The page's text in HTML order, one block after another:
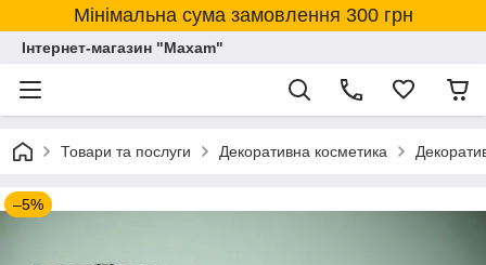
Мінімальна сума замовлення 300 грн
Інтернет-магазин "Maxam"
Товари та послуги Декоративна косметика
–5%